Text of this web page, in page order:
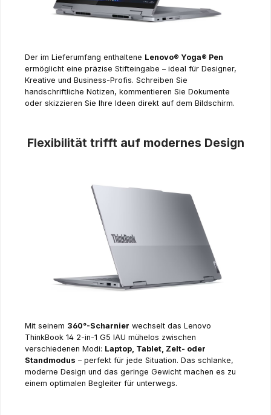
Der im Lieferumfang enthaltene Lenovo® Yoga® Pen
ermöglicht eine präzise Stifteingabe – ideal für Designer,
Kreative und Business-Profis. Schreiben Sie
handschriftliche Notizen, kommentieren Sie Dokumente
oder skizzieren Sie Ihre Ideen direkt auf dem Bildschirm.
Flexibilität trifft auf modernes Design
Mit seinem 360°-Scharnier wechselt das Lenovo
ThinkBook 14 2-in-1 G5 IAU mühelos zwischen
verschiedenen Modi: Laptop, Tablet, Zelt- oder
Standmodus – perfekt für jede Situation. Das schlanke,
moderne Design und das geringe Gewicht machen es zu
einem optimalen Begleiter für unterwegs.